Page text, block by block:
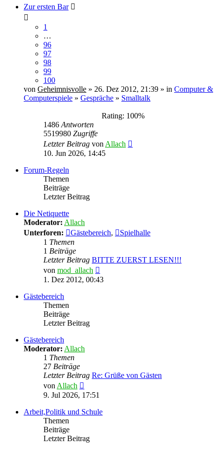
Zur ersten Bar
1
…
96
97
98
99
100
von Geheimnisvolle » 26. Dez 2012, 21:39 » in Computer &
Computerspiele » Gespräche » Smalltalk
Rating: 100%
1486 Antworten
5519980 Zugriffe
Letzter Beitrag von Allach
10. Jun 2026, 14:45
Forum-Regeln
Themen
Beiträge
Letzter Beitrag
Die Netiquette
Moderator: Allach
Unterforen:
Gästebereich,
Spielhalle
1 Themen
1 Beiträge
Letzter Beitrag BITTE ZUERST LESEN!!!
von mod_allach
Beitrag
1. Dez 2012, 00:43
Gästebereich
Themen
Beiträge
Letzter Beitrag
Gästebereich
Moderator: Allach
1 Themen
27 Beiträge
Letzter Beitrag Re: Grüße von Gästen
von Allach
Beitrag
9. Jul 2026, 17:51
Arbeit,Politik und Schule
Themen
Beiträge
Letzter Beitrag